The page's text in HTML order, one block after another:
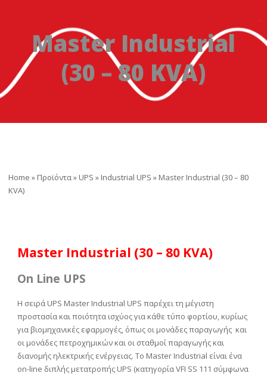
Master Industrial
(30 – 80 KVA)
Home » Προϊόντα» UPS » Industrial UPS » Master Industrial (30 – 80
KVA)
Master Industrial (30 – 80 KVA)
On Line UPS
Η σειρά UPS Master Industrial UPS παρέχει τη μέγιστη
προστασία και ποιότητα ισχύος για κάθε τύπο φορτίου, κυρίως
για βιομηχανικές εφαρμογές, όπως οι μονάδες παραγωγής και
οι μονάδες πετροχημικών και οι σταθμοί παραγωγής και
διανομής ηλεκτρικής ενέργειας. Το Master Industrial είναι ένα
on-line διπλής μετατροπής UPS (κατηγορία VFI SS 111 σύμφωνα